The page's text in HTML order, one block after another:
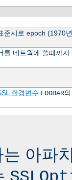
준시로 epoch (1970
를 네트웍에 쓸때까
환경변수 FOOBAR
아파